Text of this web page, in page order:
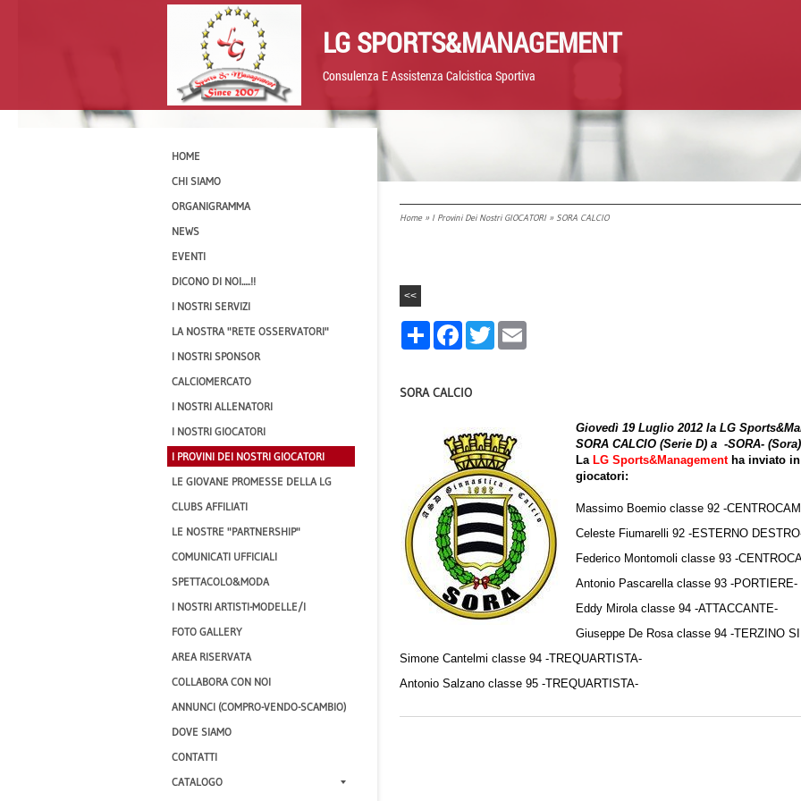
LG SPORTS&MANAGEMENT
Consulenza E Assistenza Calcistica Sportiva
Home» I Provini Dei Nostri GIOCATORI» SORA CALCIO
<<
Share FacebookTwitter
SORA CALCIO
Giovedì 19 Luglio 2012 la LG
SORA CALCIO (Serie D) a -SORA- (Sora)
La LG Sports&Managementha inviato in
giocatori:
Massimo Boemio classe 92 -
Celeste Fiumarelli 92 -ESTERNO
Federico Montomoli classe 93 -
Antonio Pascarella classe 93 -PORTIERE-
Eddy Mirola classe 94 -ATTACCANTE-
Giuseppe De Rosa classe 94 -TERZINO
Simone Cantelmi classe 94 -TREQUARTISTA-
Antonio Salzano classe 95 -TREQUARTISTA-
HOME
CHI SIAMO
ORGANIGRAMMA
NEWS
EVENTI
DICONO DI NOI.....!!
I NOSTRI SERVIZI
LA NOSTRA "RETE OSSERVATORI"
I NOSTRI SPONSOR
CALCIOMERCATO
I NOSTRI ALLENATORI
I NOSTRI GIOCATORI
I PROVINI DEI NOSTRI GIOCATORI
LE GIOVANE PROMESSE DELLA LG
CLUBS AFFILIATI
LE NOSTRE "PARTNERSHIP"
COMUNICATI UFFICIALI
SPETTACOLO&MODA
I NOSTRI ARTISTI-MODELLE/I
FOTO GALLERY
AREA RISERVATA
COLLABORA CON NOI
ANNUNCI (COMPRO-VENDO-SCAMBIO)
DOVE SIAMO
CONTATTI
CATALOGO